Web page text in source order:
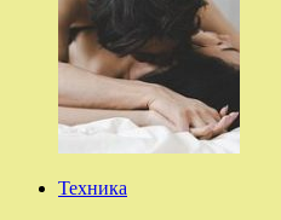
Техника